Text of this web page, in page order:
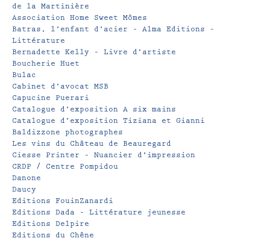
de la Martinière
Association Home Sweet Mômes
Batras, l’enfant d’acier – Alma Editions –
Littérature
Bernadette Kelly – Livre d’artiste
Boucherie Huet
Bulac
Cabinet d’avocat MSB
Capucine Puerari
Catalogue d’exposition A six mains
Catalogue d’exposition Tiziana et Gianni
Baldizzone photographes
Les vins du Château de Beauregard
Ciesse Printer – Nuancier d’impression
CRDP / Centre Pompidou
Danone
Daucy
Editions FouinZanardi
Editions Dada – Littérature jeunesse
Editions Delpire
Editions du Chêne